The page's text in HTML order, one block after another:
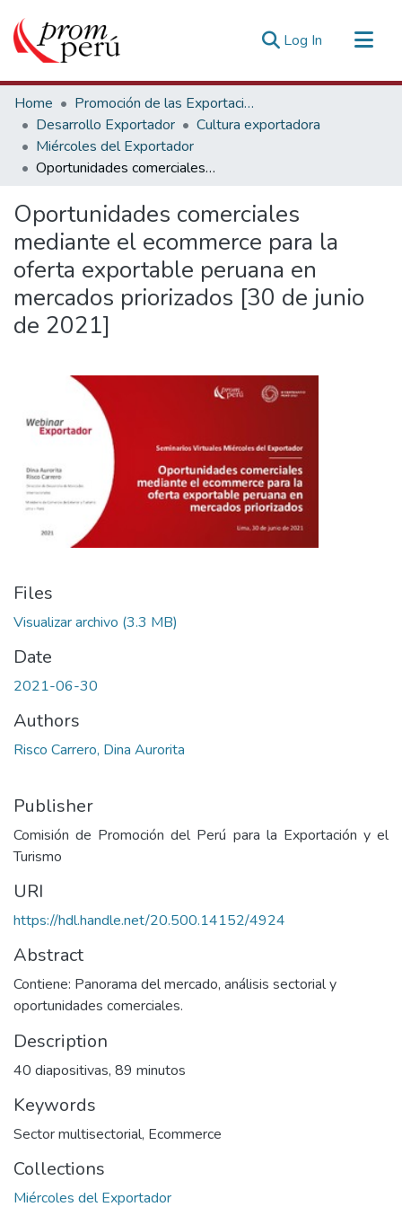
Log In (current)
Communities & Collections
All of DSpace
Statistics
Estadísticas Externas
Home
Promoción de las Exportaciones
Desarrollo Exportador
Cultura exportadora
Miércoles del Exportador
Oportunidades comerciales mediante el ecommerce para la oferta exportable peruana en mercados priorizados [30 de junio de 2021]
Oportunidades comerciales
mediante el ecommerce para la
oferta exportable peruana en
mercados priorizados [30 de junio
de 2021]
Files
Visualizar archivo (3.3 MB)
Date
2021-06-30
Authors
Risco Carrero, Dina Aurorita
Publisher
Comisión de Promoción del Perú para la Exportación y el
Turismo
URI
https://hdl.handle.net/20.500.14152/4924
Abstract
Contiene: Panorama del mercado, análisis sectorial y
oportunidades comerciales.
Description
40 diapositivas, 89 minutos
Keywords
Sector multisectorial, Ecommerce
Collections
Miércoles del Exportador